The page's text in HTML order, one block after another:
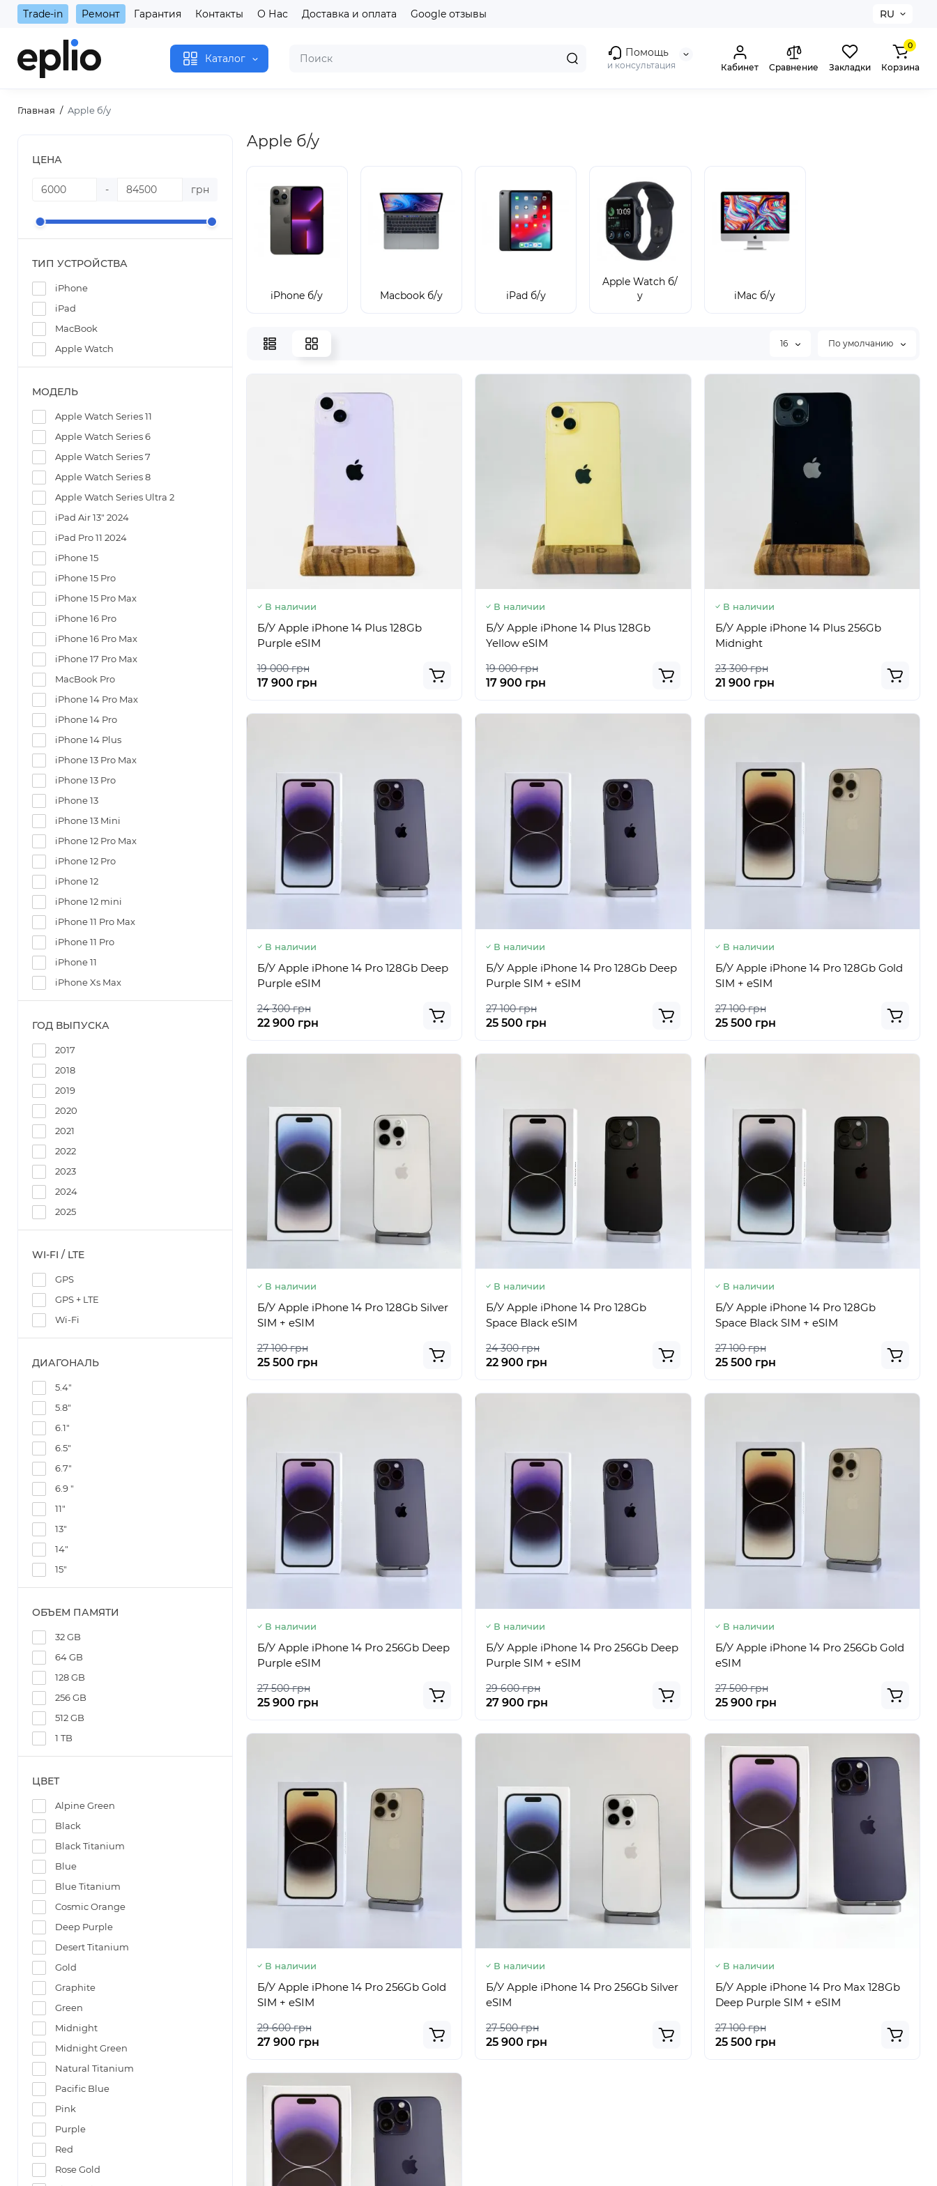
Trade-in Ремонт Гарантия Контакты О Нас Доставка и оплата Google отзывы RU
Каталог Помощь
и консультация Кабинет Сравнение Закладки
0
Корзина
Главная Apple б/у
ЦЕНА
- грн
ТИП УСТРОЙСТВА
iPhone
iPad
MacBook
Apple Watch
МОДЕЛЬ
Apple Watch Series 11
Apple Watch Series 6
Apple Watch Series 7
Apple Watch Series 8
Apple Watch Series Ultra 2
iPad Air 13" 2024
iPad Pro 11 2024
iPhone 15
iPhone 15 Pro
iPhone 15 Pro Max
iPhone 16 Pro
iPhone 16 Pro Max
iPhone 17 Pro Max
MacBook Pro
iPhone 14 Pro Max
iPhone 14 Pro
iPhone 14 Plus
iPhone 13 Pro Max
iPhone 13 Pro
iPhone 13
iPhone 13 Mini
iPhone 12 Pro Max
iPhone 12 Pro
iPhone 12
iPhone 12 mini
iPhone 11 Pro Max
iPhone 11 Pro
iPhone 11
iPhone Xs Max
ГОД ВЫПУСКА
2017
2018
2019
2020
2021
2022
2023
2024
2025
WI-FI / LTE
GPS
GPS + LTE
Wi-Fi
ДИАГОНАЛЬ
5.4"
5.8"
6.1"
6.5"
6.7"
6.9 "
11"
13"
14"
15"
ОБЪЕМ ПАМЯТИ
32 GB
64 GB
128 GB
256 GB
512 GB
1 TB
ЦВЕТ
Alpine Green
Black
Black Titanium
Blue
Blue Titanium
Cosmic Orange
Deep Purple
Desert Titanium
Gold
Graphite
Green
Midnight
Midnight Green
Natural Titanium
Pacific Blue
Pink
Purple
Red
Rose Gold
Apple б/у
iPhone б/у Macbook б/у iPad б/у
Apple Watch б/
у
iMac б/у
16 По умолчанию
В наличии
Б/У Apple iPhone 14 Plus 128Gb
Purple eSIM
19 000 грн
17 900 грн
В наличии
Б/У Apple iPhone 14 Plus 128Gb
Yellow eSIM
19 000 грн
17 900 грн
В наличии
Б/У Apple iPhone 14 Plus 256Gb
Midnight
23 300 грн
21 900 грн
В наличии
Б/У Apple iPhone 14 Pro 128Gb Deep
Purple eSIM
24 300 грн
22 900 грн
В наличии
Б/У Apple iPhone 14 Pro 128Gb Deep
Purple SIM + eSIM
27 100 грн
25 500 грн
В наличии
Б/У Apple iPhone 14 Pro 128Gb Gold
SIM + eSIM
27 100 грн
25 500 грн
В наличии
Б/У Apple iPhone 14 Pro 128Gb Silver
SIM + eSIM
27 100 грн
25 500 грн
В наличии
Б/У Apple iPhone 14 Pro 128Gb
Space Black eSIM
24 300 грн
22 900 грн
В наличии
Б/У Apple iPhone 14 Pro 128Gb
Space Black SIM + eSIM
27 100 грн
25 500 грн
В наличии
Б/У Apple iPhone 14 Pro 256Gb Deep
Purple eSIM
27 500 грн
25 900 грн
В наличии
Б/У Apple iPhone 14 Pro 256Gb Deep
Purple SIM + eSIM
29 600 грн
27 900 грн
В наличии
Б/У Apple iPhone 14 Pro 256Gb Gold
eSIM
27 500 грн
25 900 грн
В наличии
Б/У Apple iPhone 14 Pro 256Gb Gold
SIM + eSIM
29 600 грн
27 900 грн
В наличии
Б/У Apple iPhone 14 Pro 256Gb Silver
eSIM
27 500 грн
25 900 грн
В наличии
Б/У Apple iPhone 14 Pro Max 128Gb
Deep Purple SIM + eSIM
27 100 грн
25 500 грн